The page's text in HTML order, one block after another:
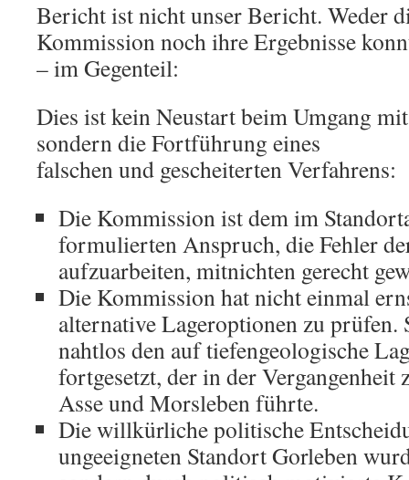
Bericht ist nicht unser Bericht. Weder
Kommission noch ihre Ergebnisse
– im Gegenteil:
Dies ist kein Neustart beim Umgang
sondern die Fortführung eines
falschen und gescheiterten Verfahrens:
Die Kommission ist dem im
formulierten Anspruch, die Fehler
aufzuarbeiten, mitnichten gerecht
Die Kommission hat nicht einmal
alternative Lageroptionen zu prüfen.
nahtlos den auf tiefengeologische
fortgesetzt, der in der Vergangenheit
Asse und Morsleben führte.
Die willkürliche politische
ungeeigneten Standort Gorleben